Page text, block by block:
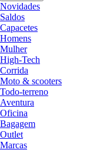
Novidades
Saldos
Capacetes
Homens
Mulher
High-Tech
Corrida
Moto & scooters
Todo-terreno
Aventura
Oficina
Bagagem
Outlet
Marcas